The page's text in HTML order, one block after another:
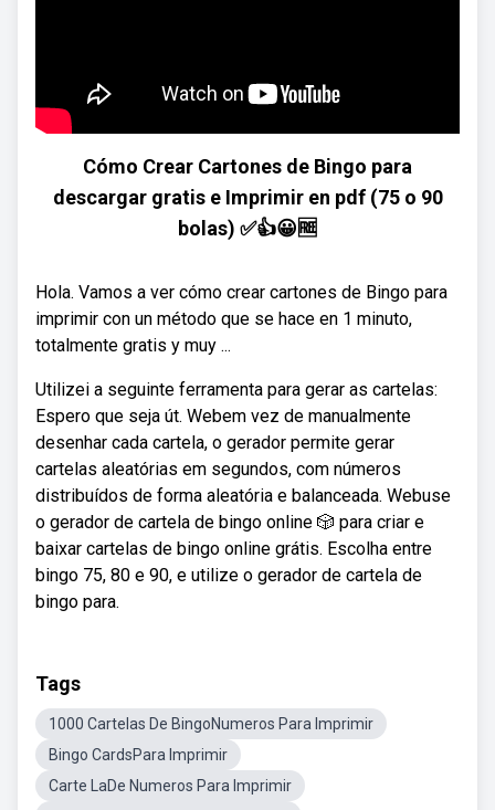
Cómo Crear Cartones de Bingo para
descargar gratis e Imprimir en pdf (75 o 90
bolas) ✅👍😀🆓
Hola. Vamos a ver cómo crear cartones de Bingo para
imprimir con un método que se hace en 1 minuto,
totalmente gratis y muy ...
Utilizei a seguinte ferramenta para gerar as cartelas:
Espero que seja út. Webem vez de manualmente
desenhar cada cartela, o gerador permite gerar
cartelas aleatórias em segundos, com números
distribuídos de forma aleatória e balanceada. Webuse
o gerador de cartela de bingo online 🎲 para criar e
baixar cartelas de bingo online grátis. Escolha entre
bingo 75, 80 e 90, e utilize o gerador de cartela de
bingo para.
Tags
1000 Cartelas De BingoNumeros Para Imprimir
Bingo CardsPara Imprimir
Carte LaDe Numeros Para Imprimir